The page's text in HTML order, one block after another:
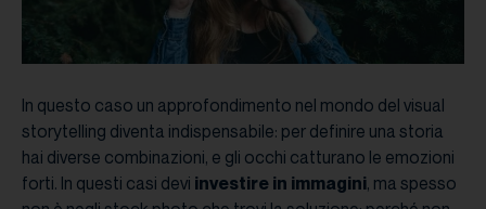
In questo caso un approfondimento nel mondo del visual
storytelling diventa indispensabile: per definire una storia
hai diverse combinazioni, e gli occhi catturano le emozioni
forti. In questi casi devi investire in immagini, ma spesso